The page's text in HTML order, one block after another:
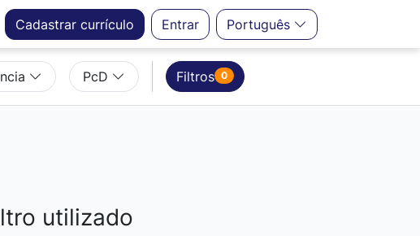
Cadastrar currículo Entrar Português
PcD Filtros 0
utilizado